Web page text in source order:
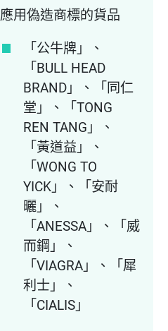
應用偽造商標的貨品
「公牛牌」、
「BULL HEAD
BRAND」、「同仁
堂」、「TONG
REN TANG」、
「黃道益」、
「WONG TO
YICK」、「安耐
曬」、
「ANESSA」、「威
而鋼」、
「VIAGRA」、「犀
利士」、
「CIALIS」